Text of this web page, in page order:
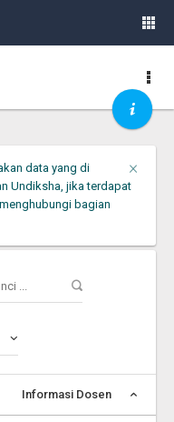
×
data yang di
Undiksha, jika terdapat
bagian
Informasi Dosen